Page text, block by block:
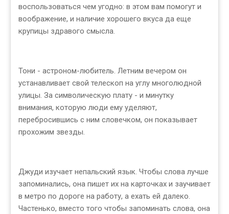
воспользоваться чем угодно: в этом вам помогут и
воображение, и наличие хорошего вкуса да еще
крупицы здравого смысла.
Тони - астроном-любитель. Летним вечером он
устанавливает свой телескоп на углу многолюдной
улицы. За символическую плату - и минутку
внимания, которую люди ему уделяют,
перебросившись с ним словечком, он показывает
прохожим звезды.
Джуди изучает непальский язык. Чтобы слова лучше
запоминались, она пишет их на карточках и заучивает
в метро по дороге на работу, а ехать ей далеко.
Частенько, вместо того чтобы запоминать слова, она